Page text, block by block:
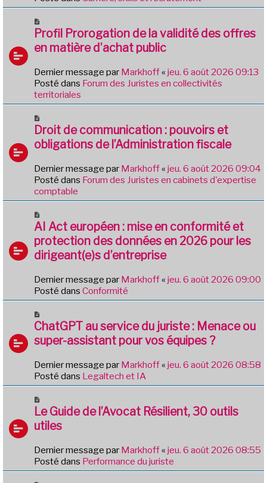
e
u
e
s
s
g
e
o
u
v
a
u
m
s
a
e
Profil Prorogation de la validité des offres
en matière d’achat public
Dernier message par Markhoff« jeu. 6 août 2026 09:13
Posté dans Forum des Juristes en collectivités
territoriales
o
u
v
a
u
m
s
a
g
Droit de communication : pouvoirs et
obligations de l’Administration fiscale
Dernier message par Markhoff« jeu. 6 août 2026 09:04
Posté dans Forum des Juristes en cabinets d'expertise
comptable
o
u
v
e
u
m
e
s
a
g
AI Act européen : mise en conformité et
protection des données en 2026 pour les
dirigeant(e)s d’entreprise
Dernier message par Markhoff« jeu. 6 août 2026 09:00
Posté dans Conformité
o
u
v
a
u
s
s
g
e
ChatGPT au service du juriste : Menace ou
super-assistant pour vos équipes ?
Dernier message par Markhoff« jeu. 6 août 2026 08:58
Posté dans Legaltech et IA
o
u
v
a
u
Le Guide de l’Avocat Résilient, 30 outils
utiles
Dernier message par Markhoff« jeu. 6 août 2026 08:55
Posté dans Performance du juriste